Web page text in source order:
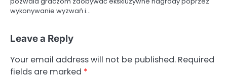
wykonywanie wyzwań i…
Leave a Reply
Your email address will not be published. Required
fields are marked *